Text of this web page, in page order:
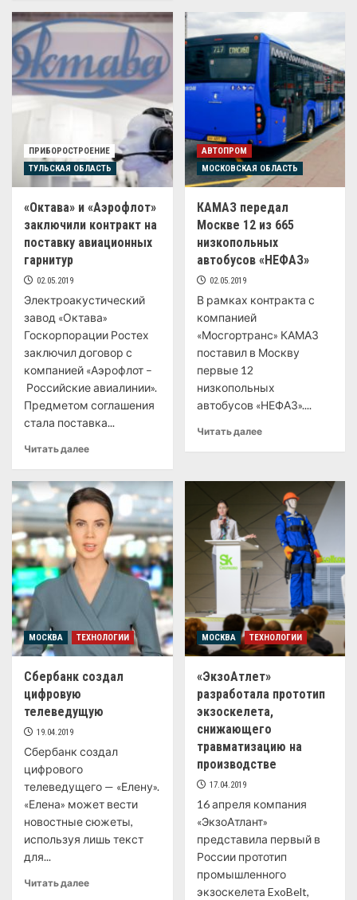
ПРИБОРОСТРОЕНИЕ
ТУЛЬСКАЯ ОБЛАСТЬ
«Октава» и «Аэрофлот»
заключили контракт на
поставку авиационных
гарнитур
02.05.2019
Электроакустический
завод «Октава»
Госкорпорации Ростех
заключил договор с
компанией «Аэрофлот –
Российские авиалинии».
Предметом соглашения
стала поставка...
Читать далее
АВТОПРОМ
МОСКОВСКАЯ ОБЛАСТЬ
КАМАЗ передал
Москве 12 из 665
низкопольных
автобусов «НЕФАЗ»
02.05.2019
В рамках контракта с
компанией
«Мосгортранс» КАМАЗ
поставил в Москву
первые 12
низкопольных
автобусов «НЕФАЗ»....
Читать далее
МОСКВА ТЕХНОЛОГИИ
Сбербанк создал
цифровую
телеведущую
19.04.2019
Сбербанк создал
цифрового
телеведущего — «Елену».
«Елена» может вести
новостные сюжеты,
используя лишь текст
для...
Читать далее
МОСКВА ТЕХНОЛОГИИ
«ЭкзоАтлет»
разработала прототип
экзоскелета,
снижающего
травматизацию на
производстве
17.04.2019
16 апреля компания
«ЭкзоАтлант»
представила первый в
России прототип
промышленного
экзоскелета ExoBelt,